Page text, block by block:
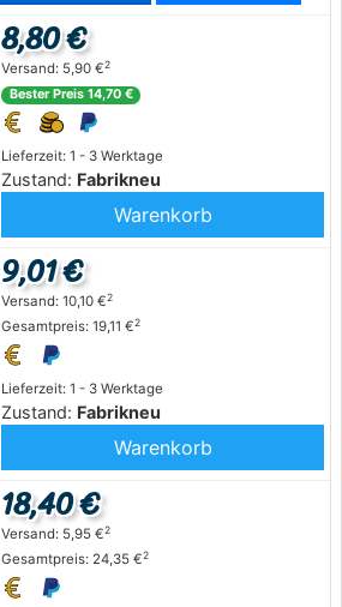
Lieferzeit: 1 - 3 Werktage
Zustand: Fabrikneu
8,80 €
Versand: 5,90 €2
Bester Preis 14,70 €
Warenkorb
Lieferzeit: 1 - 3 Werktage
Zustand: Fabrikneu
9,01 €
Versand: 10,10 €2
Gesamtpreis: 19,11 €2
Warenkorb
18,40 €
Versand: 5,95 €2
Gesamtpreis: 24,35 €2